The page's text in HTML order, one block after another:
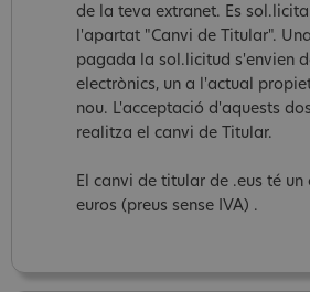
de la teva extranet. Es
l'apartat "Canvi de Titular".
pagada la sol.licitud s'envien
electrònics, un a l'actual
nou. L'acceptació d'aquests
realitza el canvi de Titular.
El canvi de titular de .eus té un
euros (preus sense IVA) .